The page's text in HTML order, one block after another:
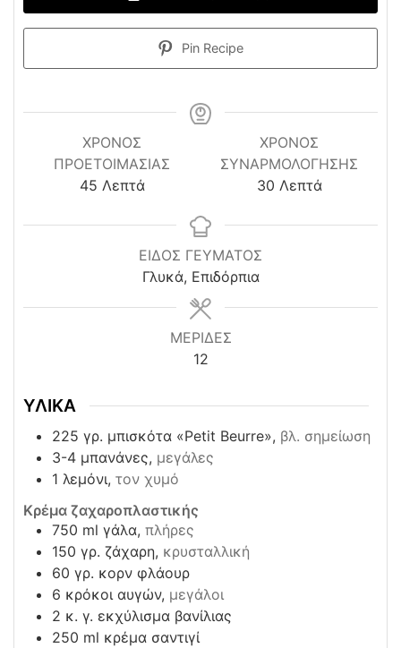
Pin Recipe
ΧΡΌΝΟΣ
ΠΡΟΕΤΟΙΜΑΣΊΑΣ
45minutes
Λεπτά
ΧΡΌΝΟΣ
ΣΥΝΑΡΜΟΛΌΓΗΣΗΣ
30minutes
Λεπτά
ΕΙΔΟΣ ΓΕΥΜΑΤΟΣ
Γλυκά, Επιδόρπια
ΜΕΡΙΔΕΣ
12
ΥΛΙΚΑ
225 γρ. μπισκότα «Petit Beurre», βλ. σημείωση
3-4 μπανάνες, μεγάλες
1 λεμόνι, τον χυμό
Κρέμα ζαχαροπλαστικής
750 ml γάλα, πλήρες
150 γρ. ζάχαρη, κρυσταλλική
60 γρ. κορν φλάουρ
6 κρόκοι αυγών, μεγάλοι
2 κ. γ. εκχύλισμα βανίλιας
250 ml κρέμα σαντιγί